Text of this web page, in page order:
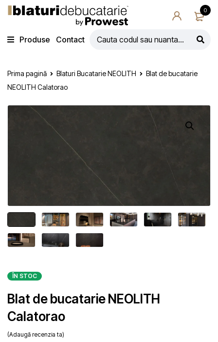
0
Produse Contact
Prima pagină Blaturi Bucatarie NEOLITH
Blat de bucatarie
NEOLITH Calatorao
ÎN STOC
Blat de bucatarie NEOLITH
Calatorao
Adaugă recenzia ta